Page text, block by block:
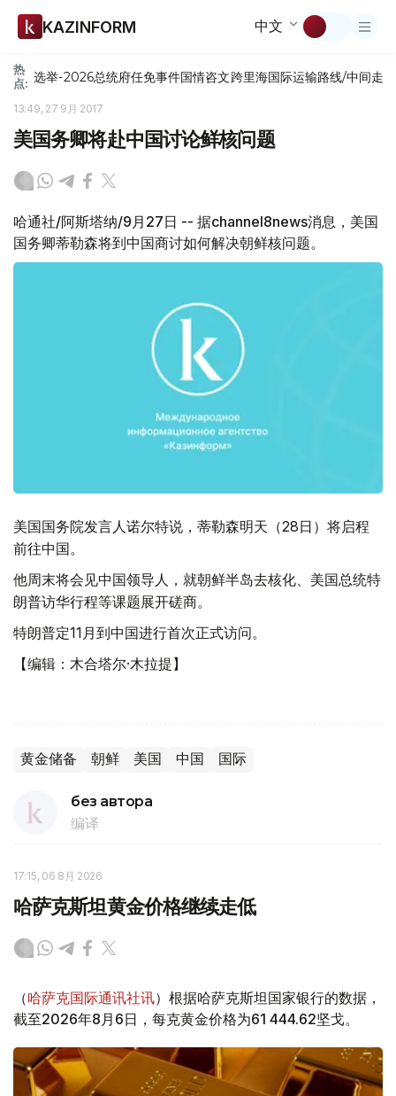
KAZINFORM 中文
热
点: 选举-2026总统府任免事件国情咨文跨里海国际运输路线/中间走廊
13:49, 27 9月 2017
美国务卿将赴中国讨论鲜核问题
哈通社/阿斯塔纳/9月27日 -- 据channel8news消息，美国
国务卿蒂勒森将到中国商讨如何解决朝鲜核问题。
美国国务院发言人诺尔特说，蒂勒森明天（28日）将启程
前往中国。
他周末将会见中国领导人，就朝鲜半岛去核化、美国总统特
朗普访华行程等课题展开磋商。
特朗普定11月到中国进行首次正式访问。
【编辑：木合塔尔·木拉提】
黄金储备 朝鲜 美国 中国 国际
без автора
编译
17:15, 06 8月 2026
哈萨克斯坦黄金价格继续走低
（哈萨克国际通讯社讯）根据哈萨克斯坦国家银行的数据，
截至2026年8月6日，每克黄金价格为61 444.62坚戈。